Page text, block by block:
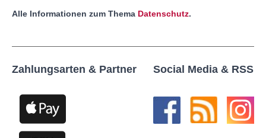
Alle Informationen zum Thema Datenschutz.
Zahlungsarten & Partner Social Media & RSS